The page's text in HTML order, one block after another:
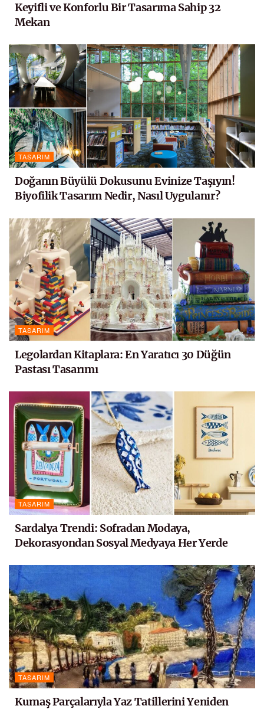
Keyifli ve Konforlu Bir Tasarıma Sahip 32
Mekan
TASARIM
Doğanın Büyülü Dokusunu Evinize Taşıyın!
Biyofilik Tasarım Nedir, Nasıl Uygulanır?
TASARIM
Legolardan Kitaplara: En Yaratıcı 30 Düğün
Pastası Tasarımı
TASARIM
Sardalya Trendi: Sofradan Modaya,
Dekorasyondan Sosyal Medyaya Her Yerde
TASARIM
Kumaş Parçalarıyla Yaz Tatillerini Yeniden